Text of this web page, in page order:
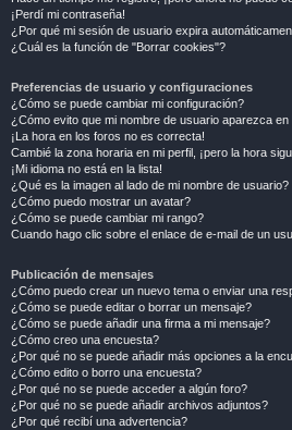
¡Perdí mi contraseña!
¿Por qué mi sesión de usuario expira
¿Cuál es la función de "Borrar cookies"?
Preferencias de usuario y configuraciones
¿Cómo se puede cambiar mi configuración?
¿Cómo evito que mi nombre de usuario aparezca
¡La hora en los foros no es correcta!
Cambié la zona horaria en mi perfil, ¡pero la hora
¡Mi idioma no está en la lista!
¿Qué es la imagen al lado de mi nombre de usuario?
¿Cómo puedo mostrar un avatar?
¿Cómo se puede cambiar mi rango?
Cuando hago clic sobre el enlace de e-mail de un
Publicación de mensajes
¿Cómo puedo crear un nuevo tema o enviar una
¿Cómo se puede editar o borrar un mensaje?
¿Cómo se puede añadir una firma a mi mensaje?
¿Cómo creo una encuesta?
¿Por qué no se puede añadir más opciones a la
¿Cómo edito o borro una encuesta?
¿Por qué no se puede acceder a algún foro?
¿Por qué no se puede añadir archivos adjuntos?
¿Por qué recibí una advertencia?